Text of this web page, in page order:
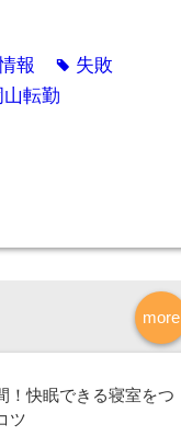
報 tag 失敗
山転勤
more
！快眠できる寝室をつ
ツ